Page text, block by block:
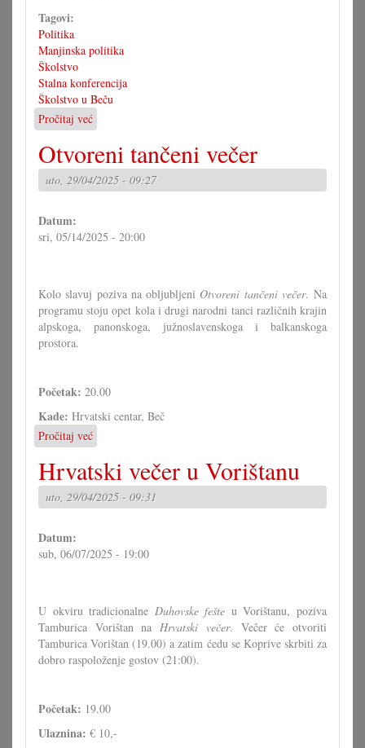
Tagovi:
Politika
Manjinska politika
Školstvo
Stalna konferencija
Školstvo u Beču
Pročitaj već
Školski
kampus
za
Beč?
Otvoreni tančeni večer
uto, 29/04/2025 - 09:27
Datum:
sri, 05/14/2025 - 20:00
Kolo slavuj poziva na obljubljeni Otvoreni tančeni večer. Na
programu stoju opet kola i drugi narodni tanci različnih krajin
alpskoga, panonskoga, južnoslavenskoga i balkanskoga
prostora.
Početak: 20.00
Kade: Hrvatski centar, Beč
Pročitaj već
Otvoreni
tančeni
večer
Hrvatski večer u Vorištanu
uto, 29/04/2025 - 09:31
Datum:
sub, 06/07/2025 - 19:00
U okviru tradicionalne Duhovske fešte u Vorištanu, poziva
Tamburica Vorištan naHrvatski večer. Večer će otvoriti
Tamburica Vorištan (19.00) a zatim ćedu se Koprive skrbiti za
dobro raspoloženje gostov (21:00).
Početak: 19.00
Ulaznina: € 10,-